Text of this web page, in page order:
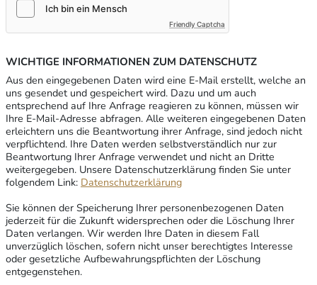
Friendly Captcha
WICHTIGE INFORMATIONEN ZUM DATENSCHUTZ
Aus den eingegebenen Daten wird eine E-Mail erstellt, welche an
uns gesendet und gespeichert wird. Dazu und um auch
entsprechend auf Ihre Anfrage reagieren zu können, müssen wir
Ihre E-Mail-Adresse abfragen. Alle weiteren eingegebenen Daten
erleichtern uns die Beantwortung ihrer Anfrage, sind jedoch nicht
verpflichtend. Ihre Daten werden selbstverständlich nur zur
Beantwortung Ihrer Anfrage verwendet und nicht an Dritte
weitergegeben. Unsere Datenschutzerklärung finden Sie unter
folgendem Link: Datenschutzerklärung
Sie können der Speicherung Ihrer personenbezogenen Daten
jederzeit für die Zukunft widersprechen oder die Löschung Ihrer
Daten verlangen. Wir werden Ihre Daten in diesem Fall
unverzüglich löschen, sofern nicht unser berechtigtes Interesse
oder gesetzliche Aufbewahrungspflichten der Löschung
entgegenstehen.